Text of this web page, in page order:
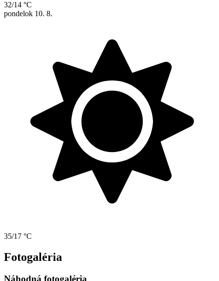
32/14 °C
pondelok 10. 8.
35/17 °C
Fotogaléria
Náhodná fotogaléria